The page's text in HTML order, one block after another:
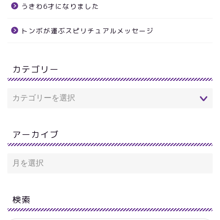
うきわ6才になりました
トンボが運ぶスピリチュアルメッセージ
カテゴリー
アーカイブ
検索